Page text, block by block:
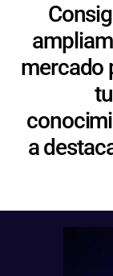
mercado
a